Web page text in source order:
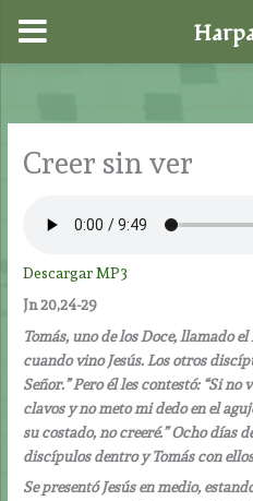
contenido
Creer sin ver
Descargar MP3
Jn 20,24-29
Tomás, uno de los Doce, llamado
cuando vino Jesús. Los otros
Señor.” Pero él les contestó: “Si no
clavos y no meto mi dedo en el
su costado, no creeré.” Ocho días
discípulos dentro y Tomás con
Se presentó Jesús en medio,